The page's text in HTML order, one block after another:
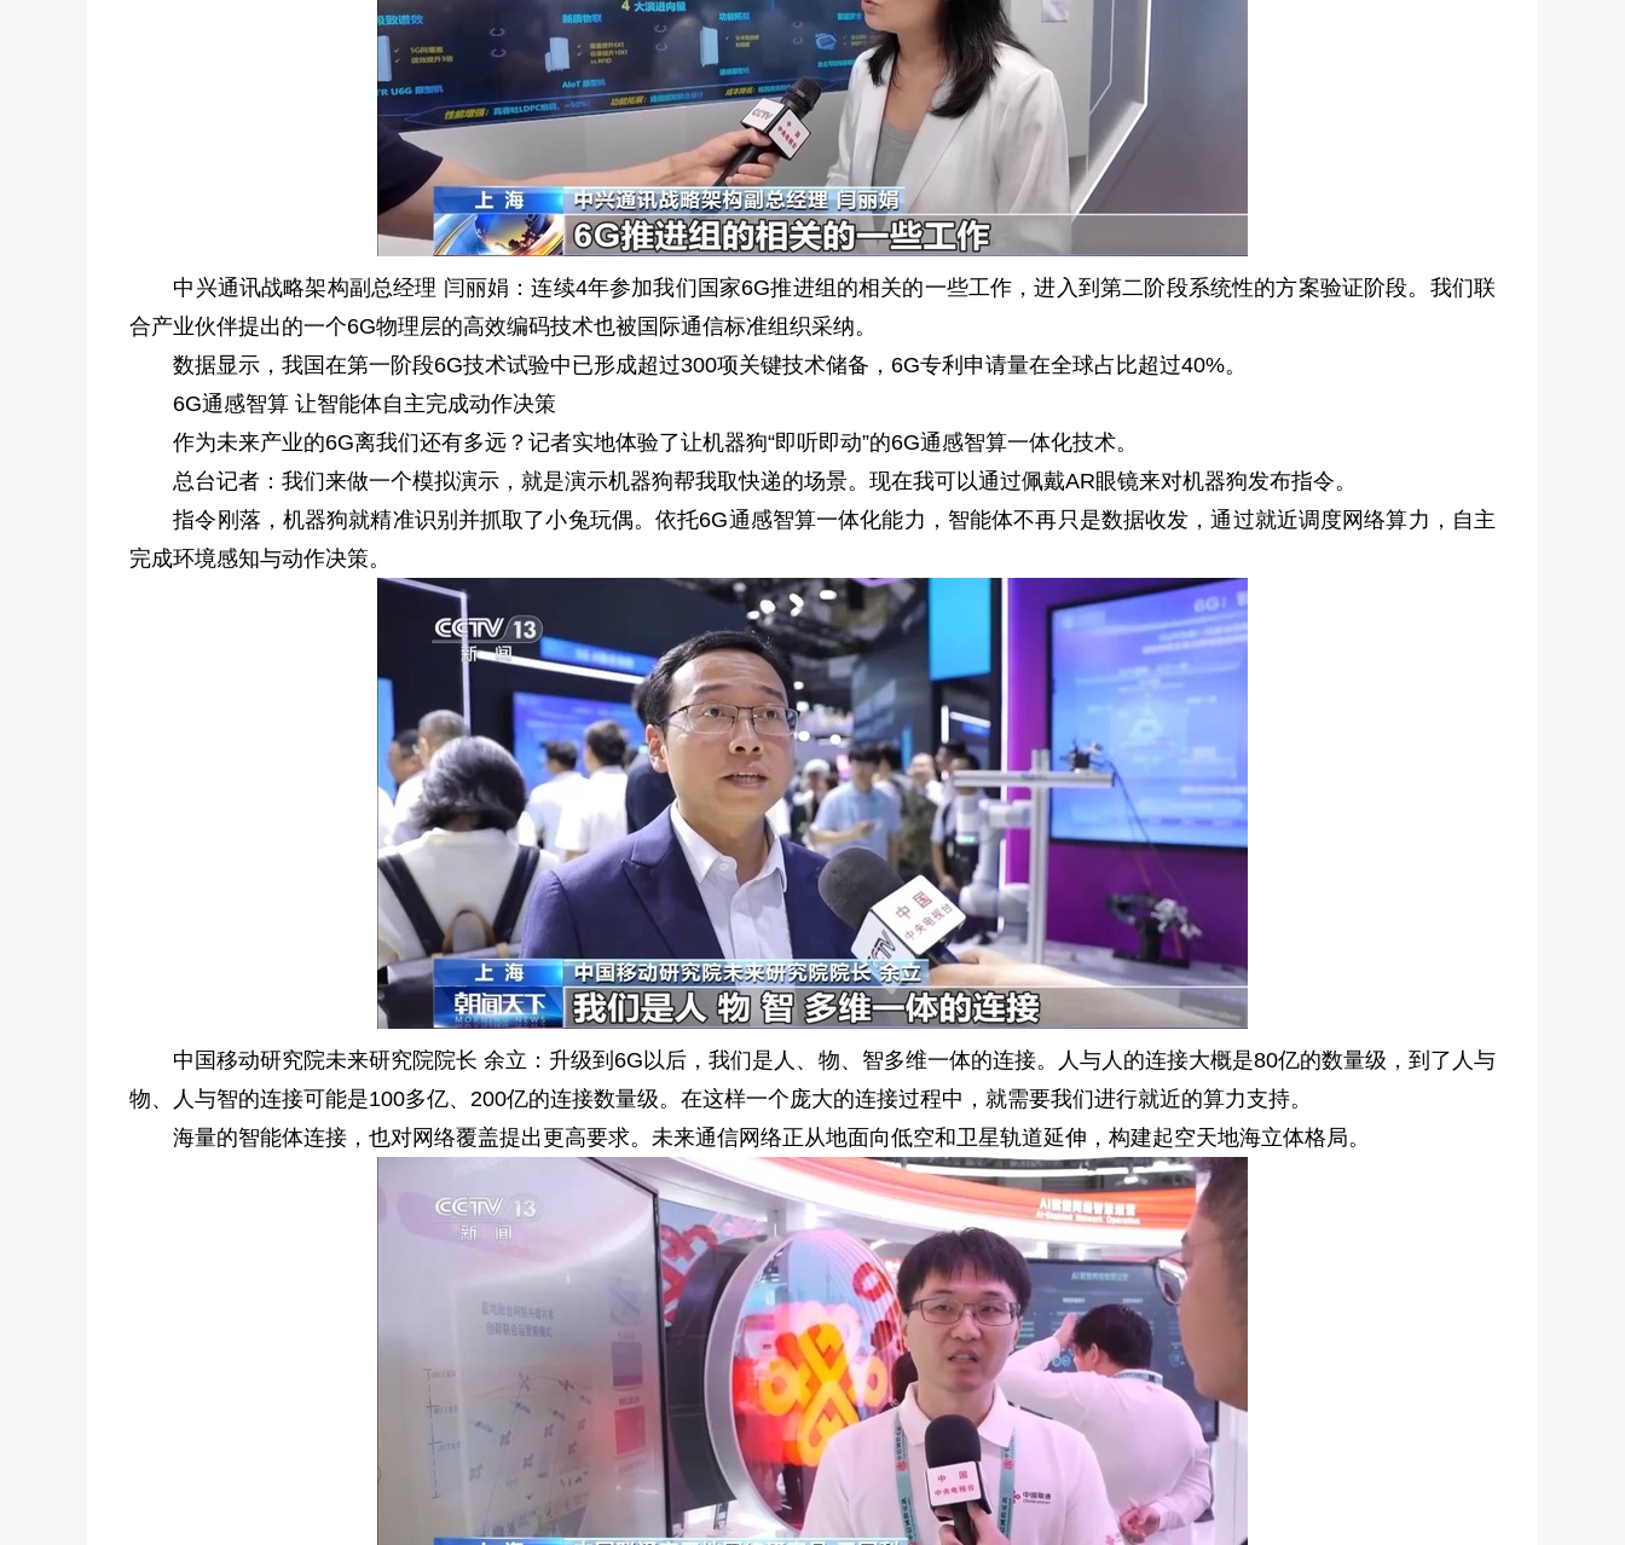
中兴通讯战略架构副总经理 闫丽娟：连续4年参加我们国家6G推进组的相关的一些工作，进入到第二阶段系统性的方案验证阶段。我们联
合产业伙伴提出的一个6G物理层的高效编码技术也被国际通信标准组织采纳。
数据显示，我国在第一阶段6G技术试验中已形成超过300项关键技术储备，6G专利申请量在全球占比超过40%。
6G通感智算 让智能体自主完成动作决策
作为未来产业的6G离我们还有多远？记者实地体验了让机器狗“即听即动”的6G通感智算一体化技术。
总台记者：我们来做一个模拟演示，就是演示机器狗帮我取快递的场景。现在我可以通过佩戴AR眼镜来对机器狗发布指令。
指令刚落，机器狗就精准识别并抓取了小兔玩偶。依托6G通感智算一体化能力，智能体不再只是数据收发，通过就近调度网络算力，自主
完成环境感知与动作决策。
中国移动研究院未来研究院院长 余立：升级到6G以后，我们是人、物、智多维一体的连接。人与人的连接大概是80亿的数量级，到了人与
物、人与智的连接可能是100多亿、200亿的连接数量级。在这样一个庞大的连接过程中，就需要我们进行就近的算力支持。
海量的智能体连接，也对网络覆盖提出更高要求。未来通信网络正从地面向低空和卫星轨道延伸，构建起空天地海立体格局。